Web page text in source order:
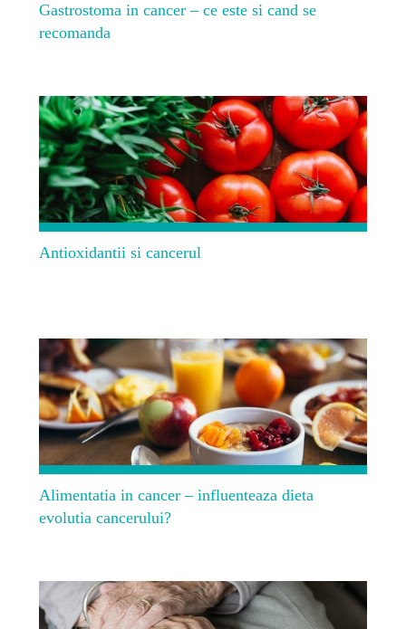
Gastrostoma in cancer – ce este si cand se
recomanda
Antioxidantii si cancerul
Alimentatia in cancer – influenteaza dieta
evolutia cancerului?